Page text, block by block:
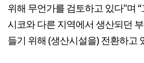
위해 무언가를 검토하고 있다"며
시코와 다른 지역에서 생산되던
들기 위해 (생산시설을) 전환하고